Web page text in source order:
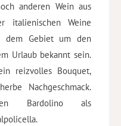
anderen Wein aus
italienischen Weine
dem Gebiet um den
Urlaub bekannt sein.
reizvolles Bouquet,
Nachgeschmack.
Bardolino als